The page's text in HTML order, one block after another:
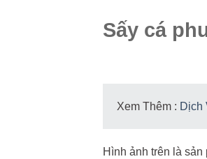
Sấy cá
Xem Thêm : Dịch
Hình ảnh trên là